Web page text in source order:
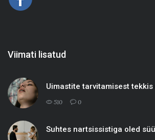
Viimati lisatud
Uimastite tarvitamisest
510 0
Suhtes nartsissistiga oled